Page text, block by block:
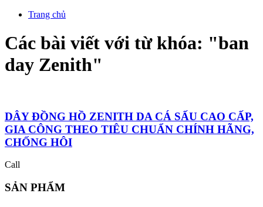
Trang chủ
Các bài viết với từ khóa: "ban
day Zenith"
DÂY ĐỒNG HỒ ZENITH DA CÁ SẤU CAO CẤP,
GIA CÔNG THEO TIÊU CHUẨN CHÍNH HÃNG,
CHỐNG HÔI
Call
SẢN PHẨM